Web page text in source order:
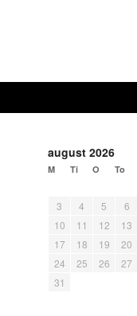
august 2026
M Ti O To
3
4 5 6
10
11 12 13
17
18 19 20
24
25 26 27
31